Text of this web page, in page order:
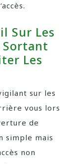
Sur Les
Sortant
Les
sur les
vous lors
de
simple mais
non